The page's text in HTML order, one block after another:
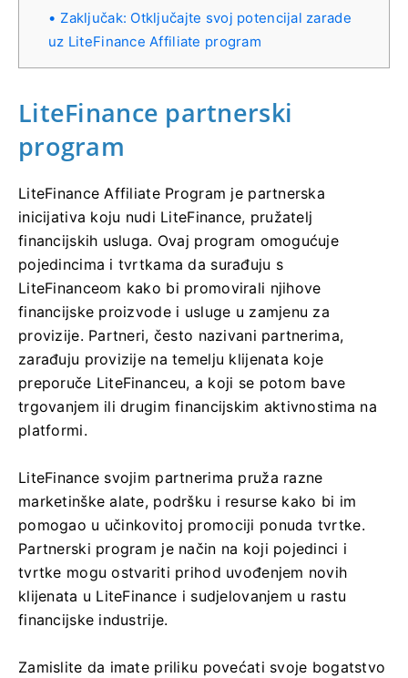
Zaključak: Otključajte svoj potencijal zarade
uz LiteFinance Affiliate program
LiteFinance partnerski
program
LiteFinance Affiliate Program je partnerska
inicijativa koju nudi LiteFinance, pružatelj
financijskih usluga. Ovaj program omogućuje
pojedincima i tvrtkama da surađuju s
LiteFinanceom kako bi promovirali njihove
financijske proizvode i usluge u zamjenu za
provizije. Partneri, često nazivani partnerima,
zarađuju provizije na temelju klijenata koje
preporuče LiteFinanceu, a koji se potom bave
trgovanjem ili drugim financijskim aktivnostima na
platformi.
LiteFinance svojim partnerima pruža razne
marketinške alate, podršku i resurse kako bi im
pomogao u učinkovitoj promociji ponuda tvrtke.
Partnerski program je način na koji pojedinci i
tvrtke mogu ostvariti prihod uvođenjem novih
klijenata u LiteFinance i sudjelovanjem u rastu
financijske industrije.
Zamislite da imate priliku povećati svoje bogatstvo